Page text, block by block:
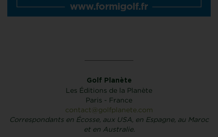
Golf Planète
Les Éditions de la Planète
Paris - France
contact@golfplanete.com
Correspondants en Écosse, aux USA, en Espagne, au Maroc
et en Australie.